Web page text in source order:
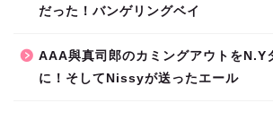
だった！バンゲリングベイ
AAA與真司郎のカミングアウトをN.Y
に！そしてNissyが送ったエール